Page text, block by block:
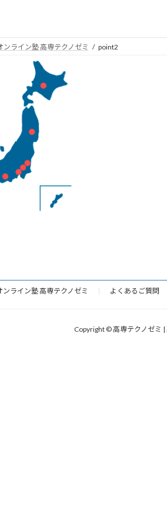
ライン塾 高専テクノゼミ point2
ライン塾 高専テクノゼミ よくあるご質問
Copyright © 高専テクノゼミ